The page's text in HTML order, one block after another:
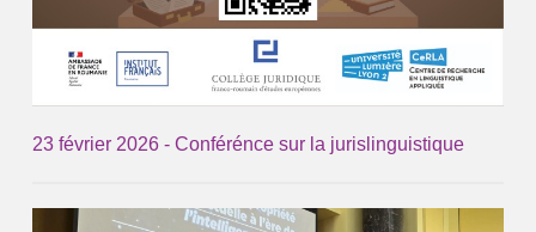
23 février 2026 - Conférénce sur la jurislinguistique